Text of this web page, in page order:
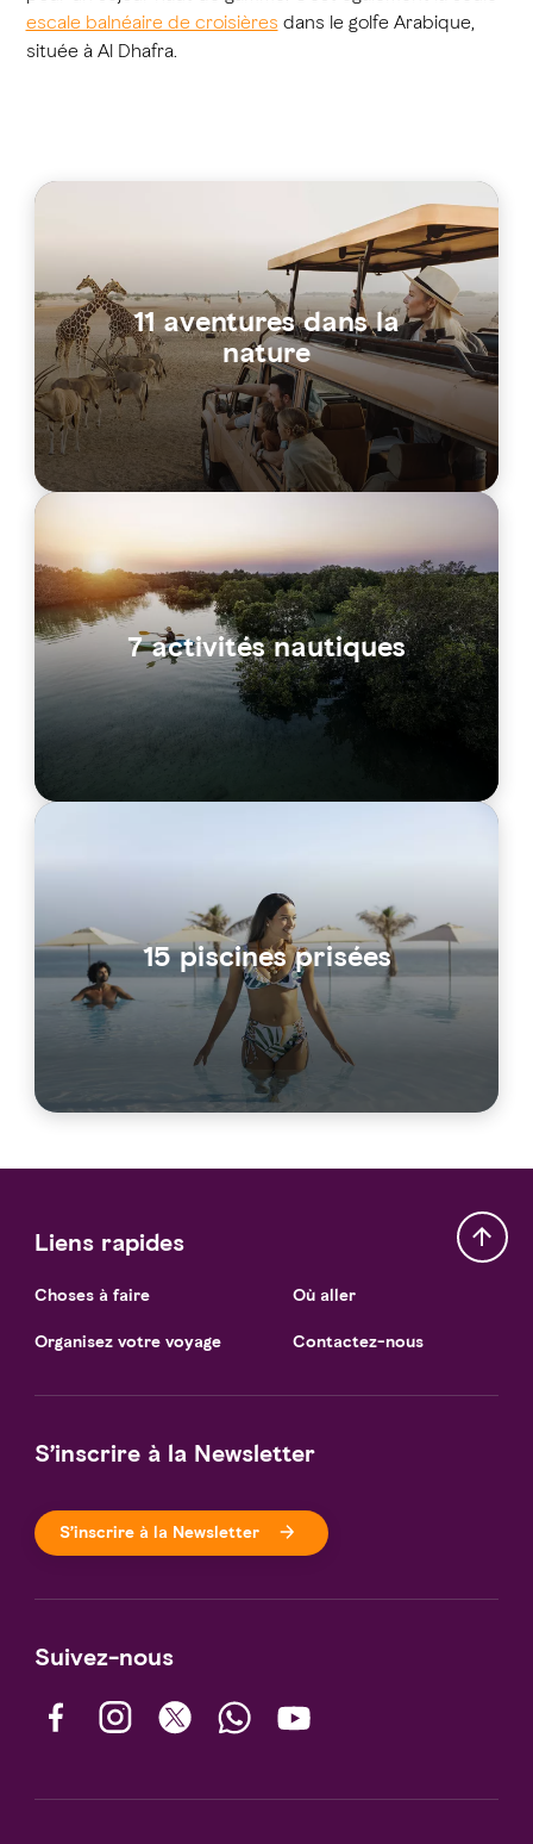
escale balnéaire de croisières dans le golfe Arabique,
située à Al Dhafra.
11 aventures dans la
nature
7 activités nautiques
15 piscines prisées
Liens rapides
Choses à faire
Organisez votre voyage
Où aller
Contactez-nous
S’inscrire à la Newsletter
S’inscrire à la Newsletter
Suivez-nous